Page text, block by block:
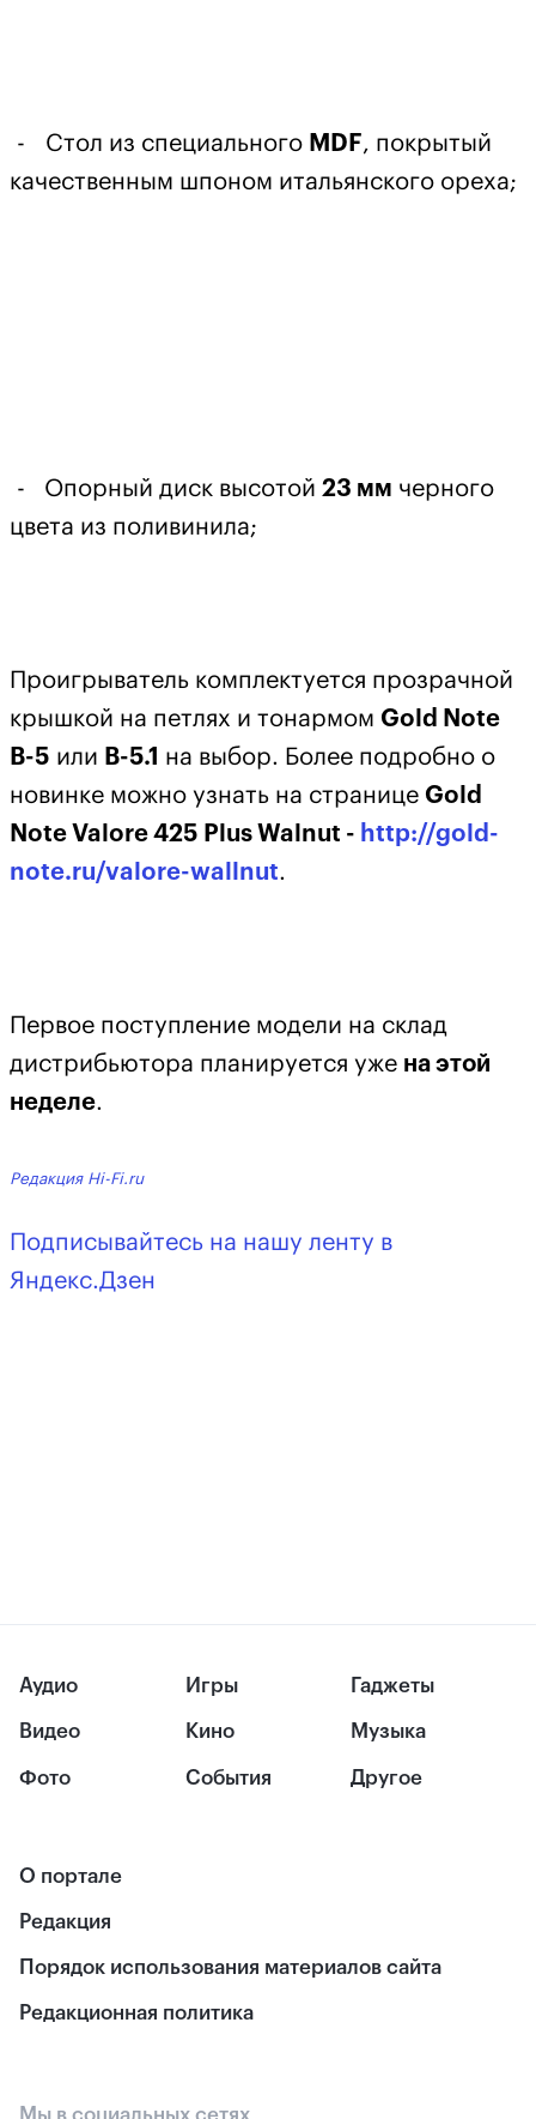
- Стол из специального MDF, покрытый
качественным шпоном итальянского ореха;
- Опорный диск высотой 23 мм черного
цвета из поливинила;
Проигрыватель комплектуется прозрачной
крышкой на петлях и тонармом Gold Note
B-5 или B-5.1 на выбор. Более подробно о
новинке можно узнать на странице Gold
Note Valore 425 Plus Walnut - http://gold-
note.ru/valore-wallnut.
Первое поступление модели на склад
дистрибьютора планируется уже на этой
неделе.
Редакция Hi-Fi.ru
Подписывайтесь на нашу ленту в
Яндекс.Дзен
Аудио
Видео
Фото
Игры
Кино
События
Гаджеты
Музыка
Другое
О портале
Редакция
Порядок использования материалов сайта
Редакционная политика